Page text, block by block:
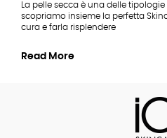
La pelle secca è una delle
scopriamo insieme la perfetta
cura e farla risplendere
Read More